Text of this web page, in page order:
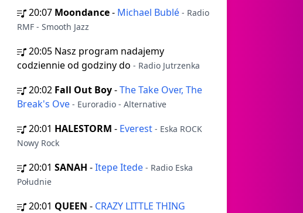
20:07 Moondance- Michael Bublé - Radio
RMF - Smooth Jazz
20:05 Nasz program nadajemy
codziennie od godziny do - Radio Jutrzenka
20:02 Fall Out Boy-The Take Over, The
Break's Ove - Euroradio - Alternative
20:01 HALESTORM - Everest - Eska ROCK
Nowy Rock
20:01 SANAH -Itepe Itede - Radio Eska
Południe
20:01 QUEEN - CRAZY LITTLE THING